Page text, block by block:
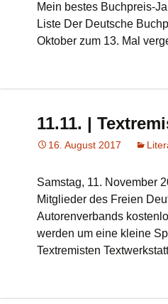
Mein bestes Buchpreis-
Liste Der Deutsche
Oktober zum 13. Mal
11.11. |
16. August 2017
Samstag, 11. November
Mitglieder des Freien
Autorenverbands
werden um eine kleine
Textremisten